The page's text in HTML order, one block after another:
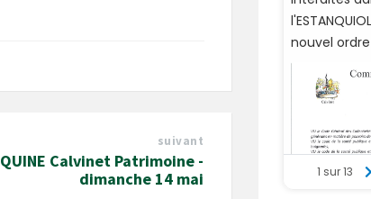
suivant
QUINE Calvinet Patrimoine -
dimanche 14 mai